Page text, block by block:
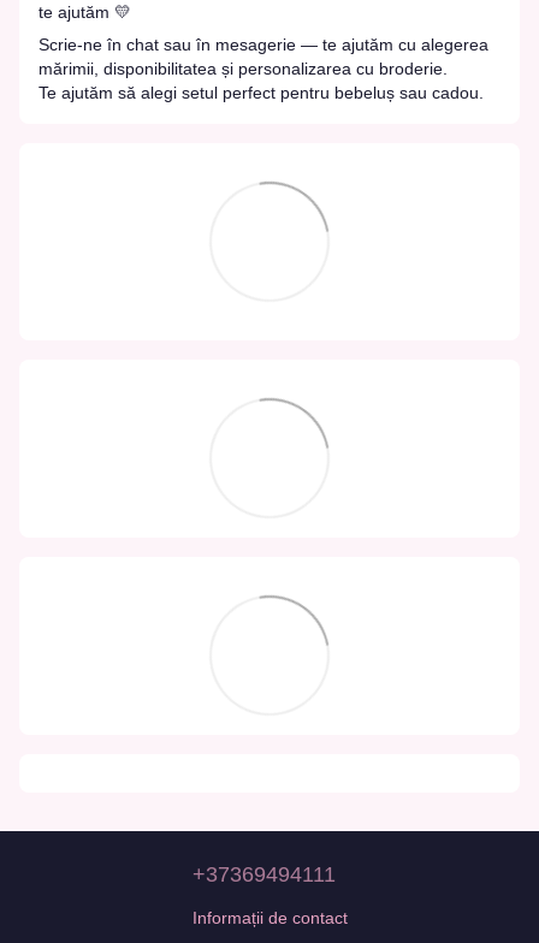
te ajutăm 💛
Scrie-ne în chat sau în mesagerie — te ajutăm cu alegerea
mărimii, disponibilitatea și personalizarea cu broderie.
Te ajutăm să alegi setul perfect pentru bebeluș sau cadou.
+37369494111
Informații de contact